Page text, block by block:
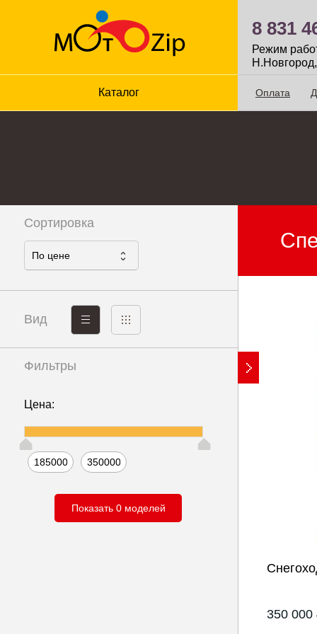
8 831
Режим
Каталог Оплата
Сортировка
По ценe
Вид
Фильтры
Цена:
350 000